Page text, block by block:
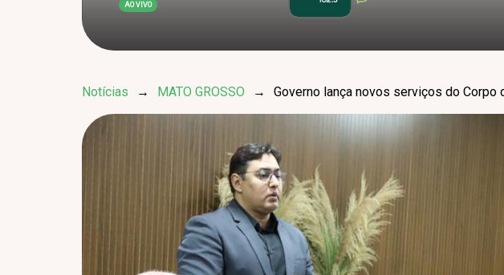
AO VIVO
Notícias → MATO GROSSO → Governo lança novos serviços do